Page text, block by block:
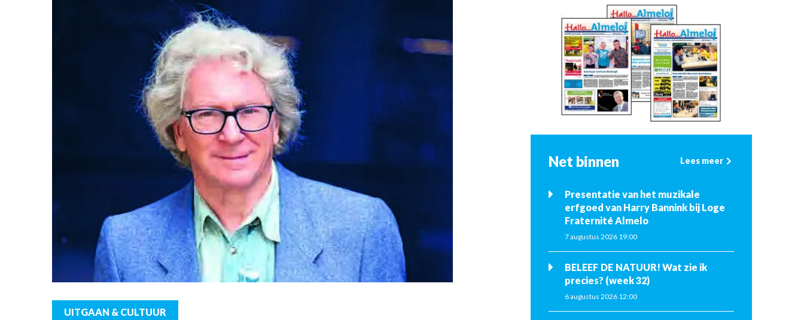
UITGAAN & CULTUUR
Net binnen Lees meer
Presentatie van het muzikale
erfgoed van Harry Bannink bij Loge
Fraternité Almelo
7 augustus 2026 19:00
BELEEF DE NATUUR! Wat zie ik
precies? (week 32)
6 augustus 2026 12:00